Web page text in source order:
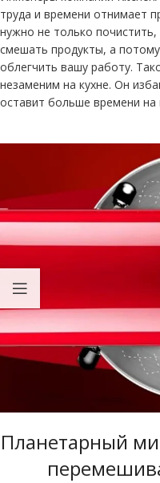
труда и времени отнимает
нужно не только
смешать продукты, а
облегчить вашу работу.
незаменим на кухне. Он
оставит больше времени на
Планетарный